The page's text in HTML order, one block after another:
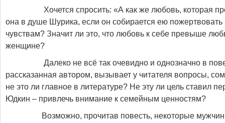
Хочется спросить: «А как же любовь, которая
она в душе Шурика, если он собирается ею пожертвовать
чувствам? Значит ли это, что любовь к себе превыше
женщине?
Далеко не всё так очевидно и однозначно в
рассказанная автором, вызывает у читателя вопросы,
не это ли главное в литературе? Не эту ли цель ставил
Юдкин – привлечь внимание к семейным ценностям?
Возможно, прочитав повесть, некоторые